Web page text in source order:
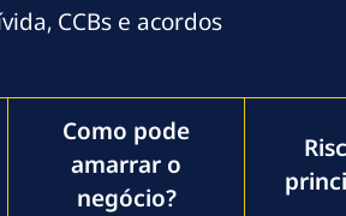
CCBs e acordos
Como pode
amarrar o
negócio?